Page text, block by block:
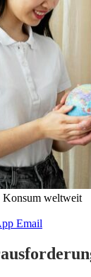
Konsum weltweit
Email